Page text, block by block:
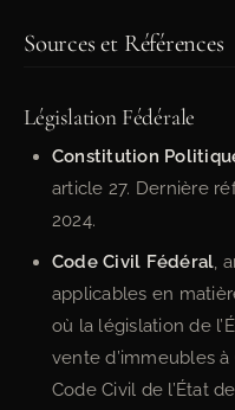
Sources et Références
Législation Fédérale
Constitution
article 27. Dernière
2024.
Code Civil Fédéral ,
applicables en
où la législation de
vente d’immeubles
Code Civil de l’État